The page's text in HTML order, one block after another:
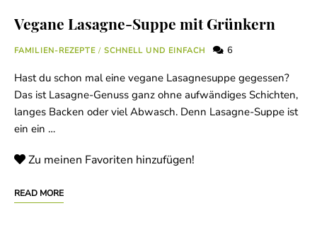
Vegane Lasagne-Suppe mit Grünkern
FAMILIEN-REZEPTE / SCHNELL UND EINFACH 6
Hast du schon mal eine vegane Lasagnesuppe gegessen?
Das ist Lasagne-Genuss ganz ohne aufwändiges Schichten,
langes Backen oder viel Abwasch. Denn Lasagne-Suppe ist
ein ein …
Zu meinen Favoriten hinzufügen!
READ MORE